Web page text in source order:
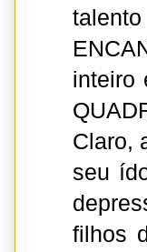
inteiro
Claro,
seu
filhos